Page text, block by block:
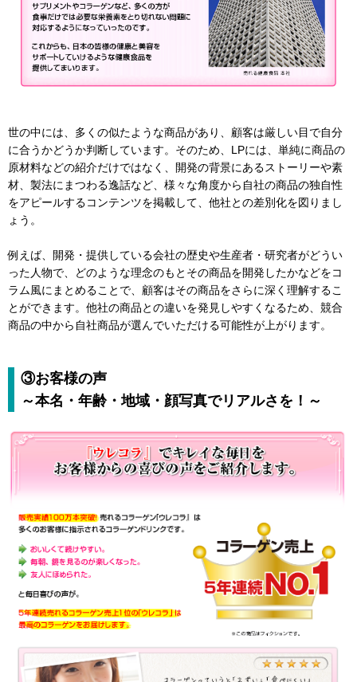
世の中には、多くの似たような商品があり、顧客は厳しい目で自分
に合うかどうか判断しています。そのため、LPには、単純に商品の
原材料などの紹介だけではなく、開発の背景にあるストーリーや素
材、製法にまつわる逸話など、様々な角度から自社の商品の独自性
をアピールするコンテンツを掲載して、他社との差別化を図りまし
ょう。
例えば、開発・提供している会社の歴史や生産者・研究者がどうい
った人物で、どのような理念のもとその商品を開発したかなどをコ
ラム風にまとめることで、顧客はその商品をさらに深く理解するこ
とができます。他社の商品との違いを発見しやすくなるため、競合
商品の中から自社商品が選んでいただける可能性が上がります。
③お客様の声
～本名・年齢・地域・顔写真でリアルさを！～